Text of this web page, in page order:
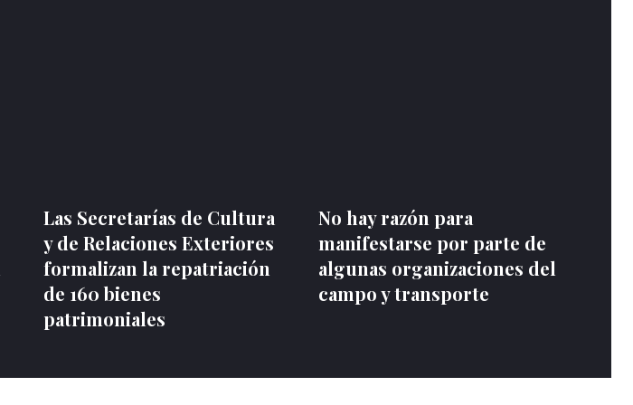
Las Secretarías de Cultura
y de Relaciones Exteriores
formalizan la repatriación
de 160 bienes
patrimoniales
No hay razón para
manifestarse por parte de
algunas organizaciones del
campo y transporte